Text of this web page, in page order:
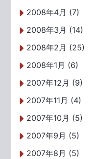
2008年4月 (7)
2008年3月 (14)
2008年2月 (25)
2008年1月 (6)
2007年12月 (9)
2007年11月 (4)
2007年10月 (5)
2007年9月 (5)
2007年8月 (5)